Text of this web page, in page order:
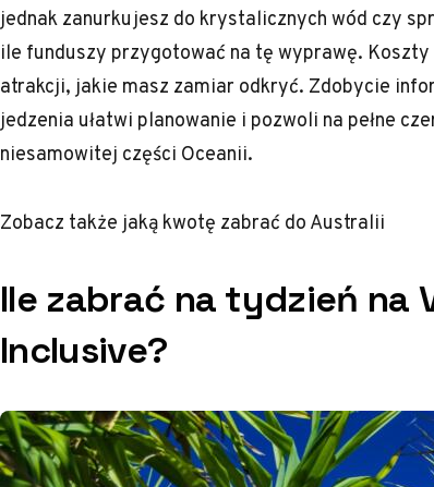
jednak zanurkujesz do krystalicznych wód czy
ile funduszy przygotować na tę wyprawę.
atrakcji, jakie masz zamiar odkryć. Zdobycie
jedzenia ułatwi planowanie i pozwoli na pełne
niesamowitej części Oceanii.
Zobacz także jaką kwotę zabrać do Australii
Ile zabrać na tydzień na
Inclusive?